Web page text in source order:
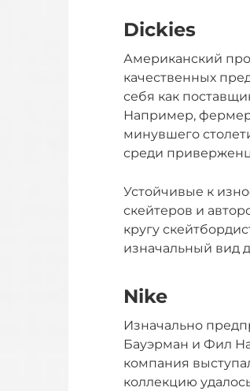
Dickies
Американский
качественных
себя как
Например,
минувшего
среди
Устойчивые к
скейтеров и
кругу
изначальный вид
Nike
Изначально
Бауэрман и Фил
компания
коллекцию